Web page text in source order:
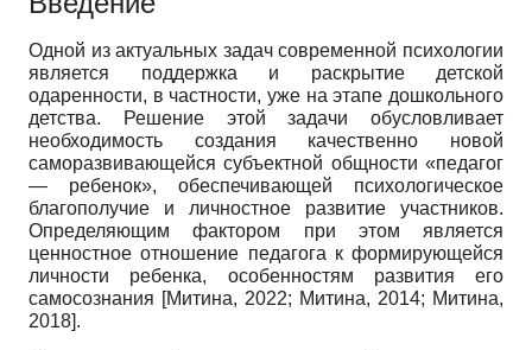
Одной из актуальных задач современной психологии
является поддержка и раскрытие детской
одаренности, в частности, уже на этапе дошкольного
детства. Решение этой задачи обусловливает
необходимость создания качественно новой
саморазвивающейся субъектной общности «педагог
— ребенок», обеспечивающей психологическое
благополучие и личностное развитие участников.
Определяющим фактором при этом является
ценностное отношение педагога к формирующейся
личности ребенка, особенностям развития его
самосознания [Митина, 2022; Митина, 2014; Митина,
2018].